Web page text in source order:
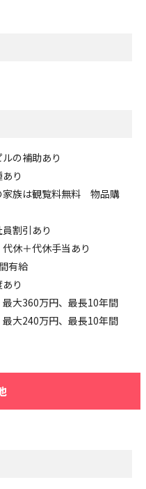
の補助あり
り
家族は観覧料無料 物品購
割引あり
休＋代休手当あり
有給
り
360万円、最長10年間
大240万円、最長10年間